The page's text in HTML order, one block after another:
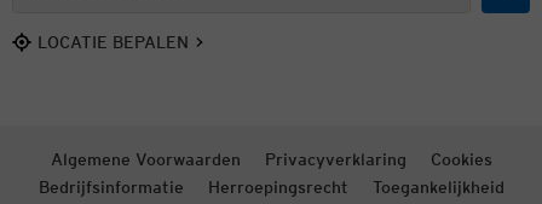
LOCATIE BEPALEN
Algemene Voorwaarden Privacyverklaring
Cookies
Bedrijfsinformatie
Herroepingsrecht Toegankelijkheid